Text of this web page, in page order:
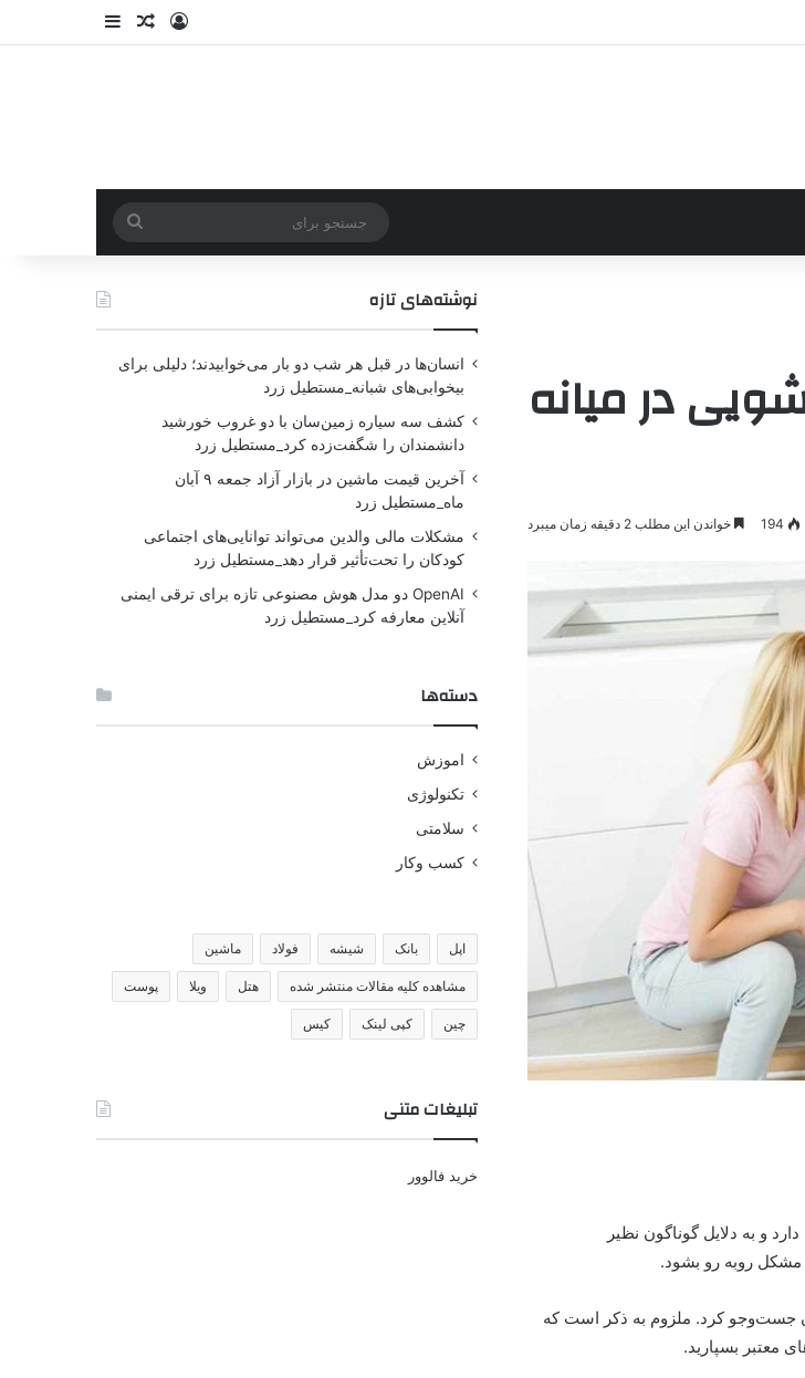
در میانه
194 خواندن این مطلب 2 دقیقه زمان میبرد
و به دلایل گوناگون نظیر
مشکل روبه رو بشود.
جست‌وجو کرد. ملزوم به ذکر است که
معتبر بسپارید.
نوشته‌های تازه
انسان‌ها در قبل هر شب دو بار می‌خوابیدند؛ دلیلی برای
بیخوابی‌های شبانه_مستطیل زرد
کشف سه سیاره زمین‌سان با دو غروب خورشید
دانشمندان را شگفت‌زده کرد_مستطیل زرد
آخرین قیمت ماشین در بازار آزاد جمعه ۹ آبان
ماه_مستطیل زرد
مشکلات مالی والدین می‌تواند توانایی‌های اجتماعی
کودکان را تحت‌تأثیر قرار دهد_مستطیل زرد
OpenAI دو مدل هوش مصنوعی تازه برای ترقی ایمنی
آنلاین معارفه کرد_مستطیل زرد
دسته‌ها
اموزش
تکنولوژی
سلامتی
کسب وکار
اپل بانک شیشه فولاد ماشین
مشاهده کلیه مقالات منتشر شده هتل ویلا پوست
چین کپی لینک کیس
تبلیغات متنی
خرید فالوور